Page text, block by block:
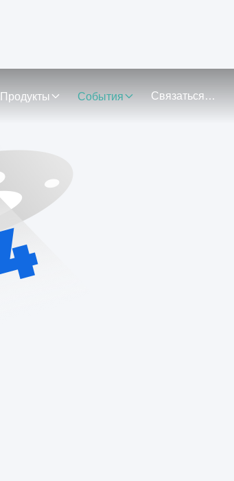
Продукты События Связаться С Нами